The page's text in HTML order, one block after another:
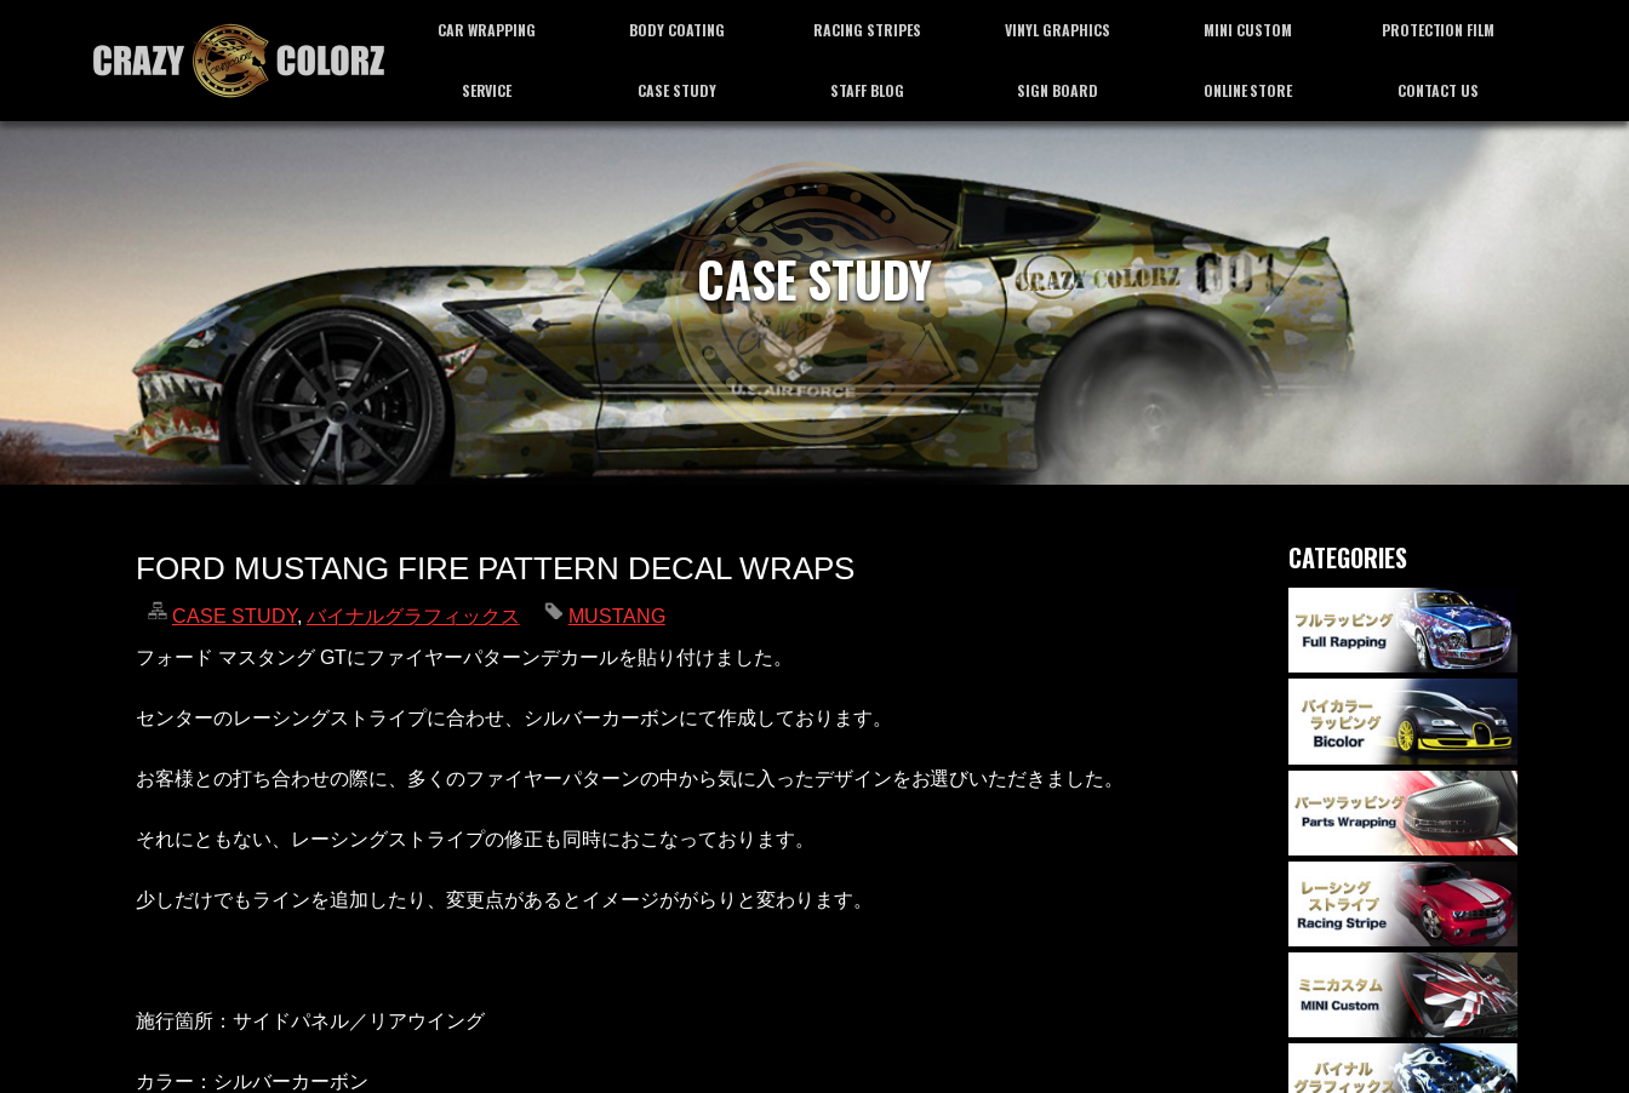
CAR WRAPPING
カーラッピング
BODY COATING
ボディーコーティング
RACING STRIPES
レーシングストライプ
VINYL GRAPHICS
バイナルグラフィックス
MINI CUSTOM
ミニカスタム
PROTECTION FILM
プロテクション フィルム
SERVICE CASE STUDY STAFF BLOG SIGN BOARD ONLINE STORE CONTACT US
CASE STUDY
FORD MUSTANG FIRE PATTERN DECAL WRAPS
CASE STUDY, バイナルグラフィックス
MUSTANG
フォード マスタング GTにファイヤーパターンデカールを貼り付けました。
センターのレーシングストライプに合わせ、シルバーカーボンにて作成しております。
お客様との打ち合わせの際に、多くのファイヤーパターンの中から気に入ったデザインをお選びいただきました。
それにともない、レーシングストライプの修正も同時におこなっております。
少しだけでもラインを追加したり、変更点があるとイメージががらりと変わります。
施行箇所：サイドパネル／リアウイング
カラー：シルバーカーボン
CATEGORIES